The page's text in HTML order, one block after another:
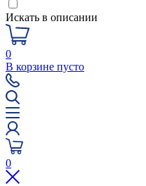
Искать в описании
0
В корзине пусто
0